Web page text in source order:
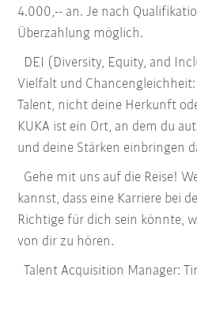
4.000,-- an. Je nach
Überzahlung möglich.
DEI (Diversity, Equity, and
Vielfalt und
Talent, nicht deine Herkunft
KUKA ist ein Ort, an dem du
und deine Stärken einbringen
Gehe mit uns auf die Reise!
kannst, dass eine Karriere bei
Richtige für dich sein könnte,
von dir zu hören.
Talent Acquisition Manager: